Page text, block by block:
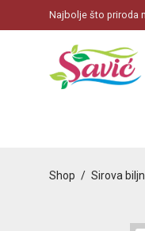
Najbolje što priroda
Shop / Sirova